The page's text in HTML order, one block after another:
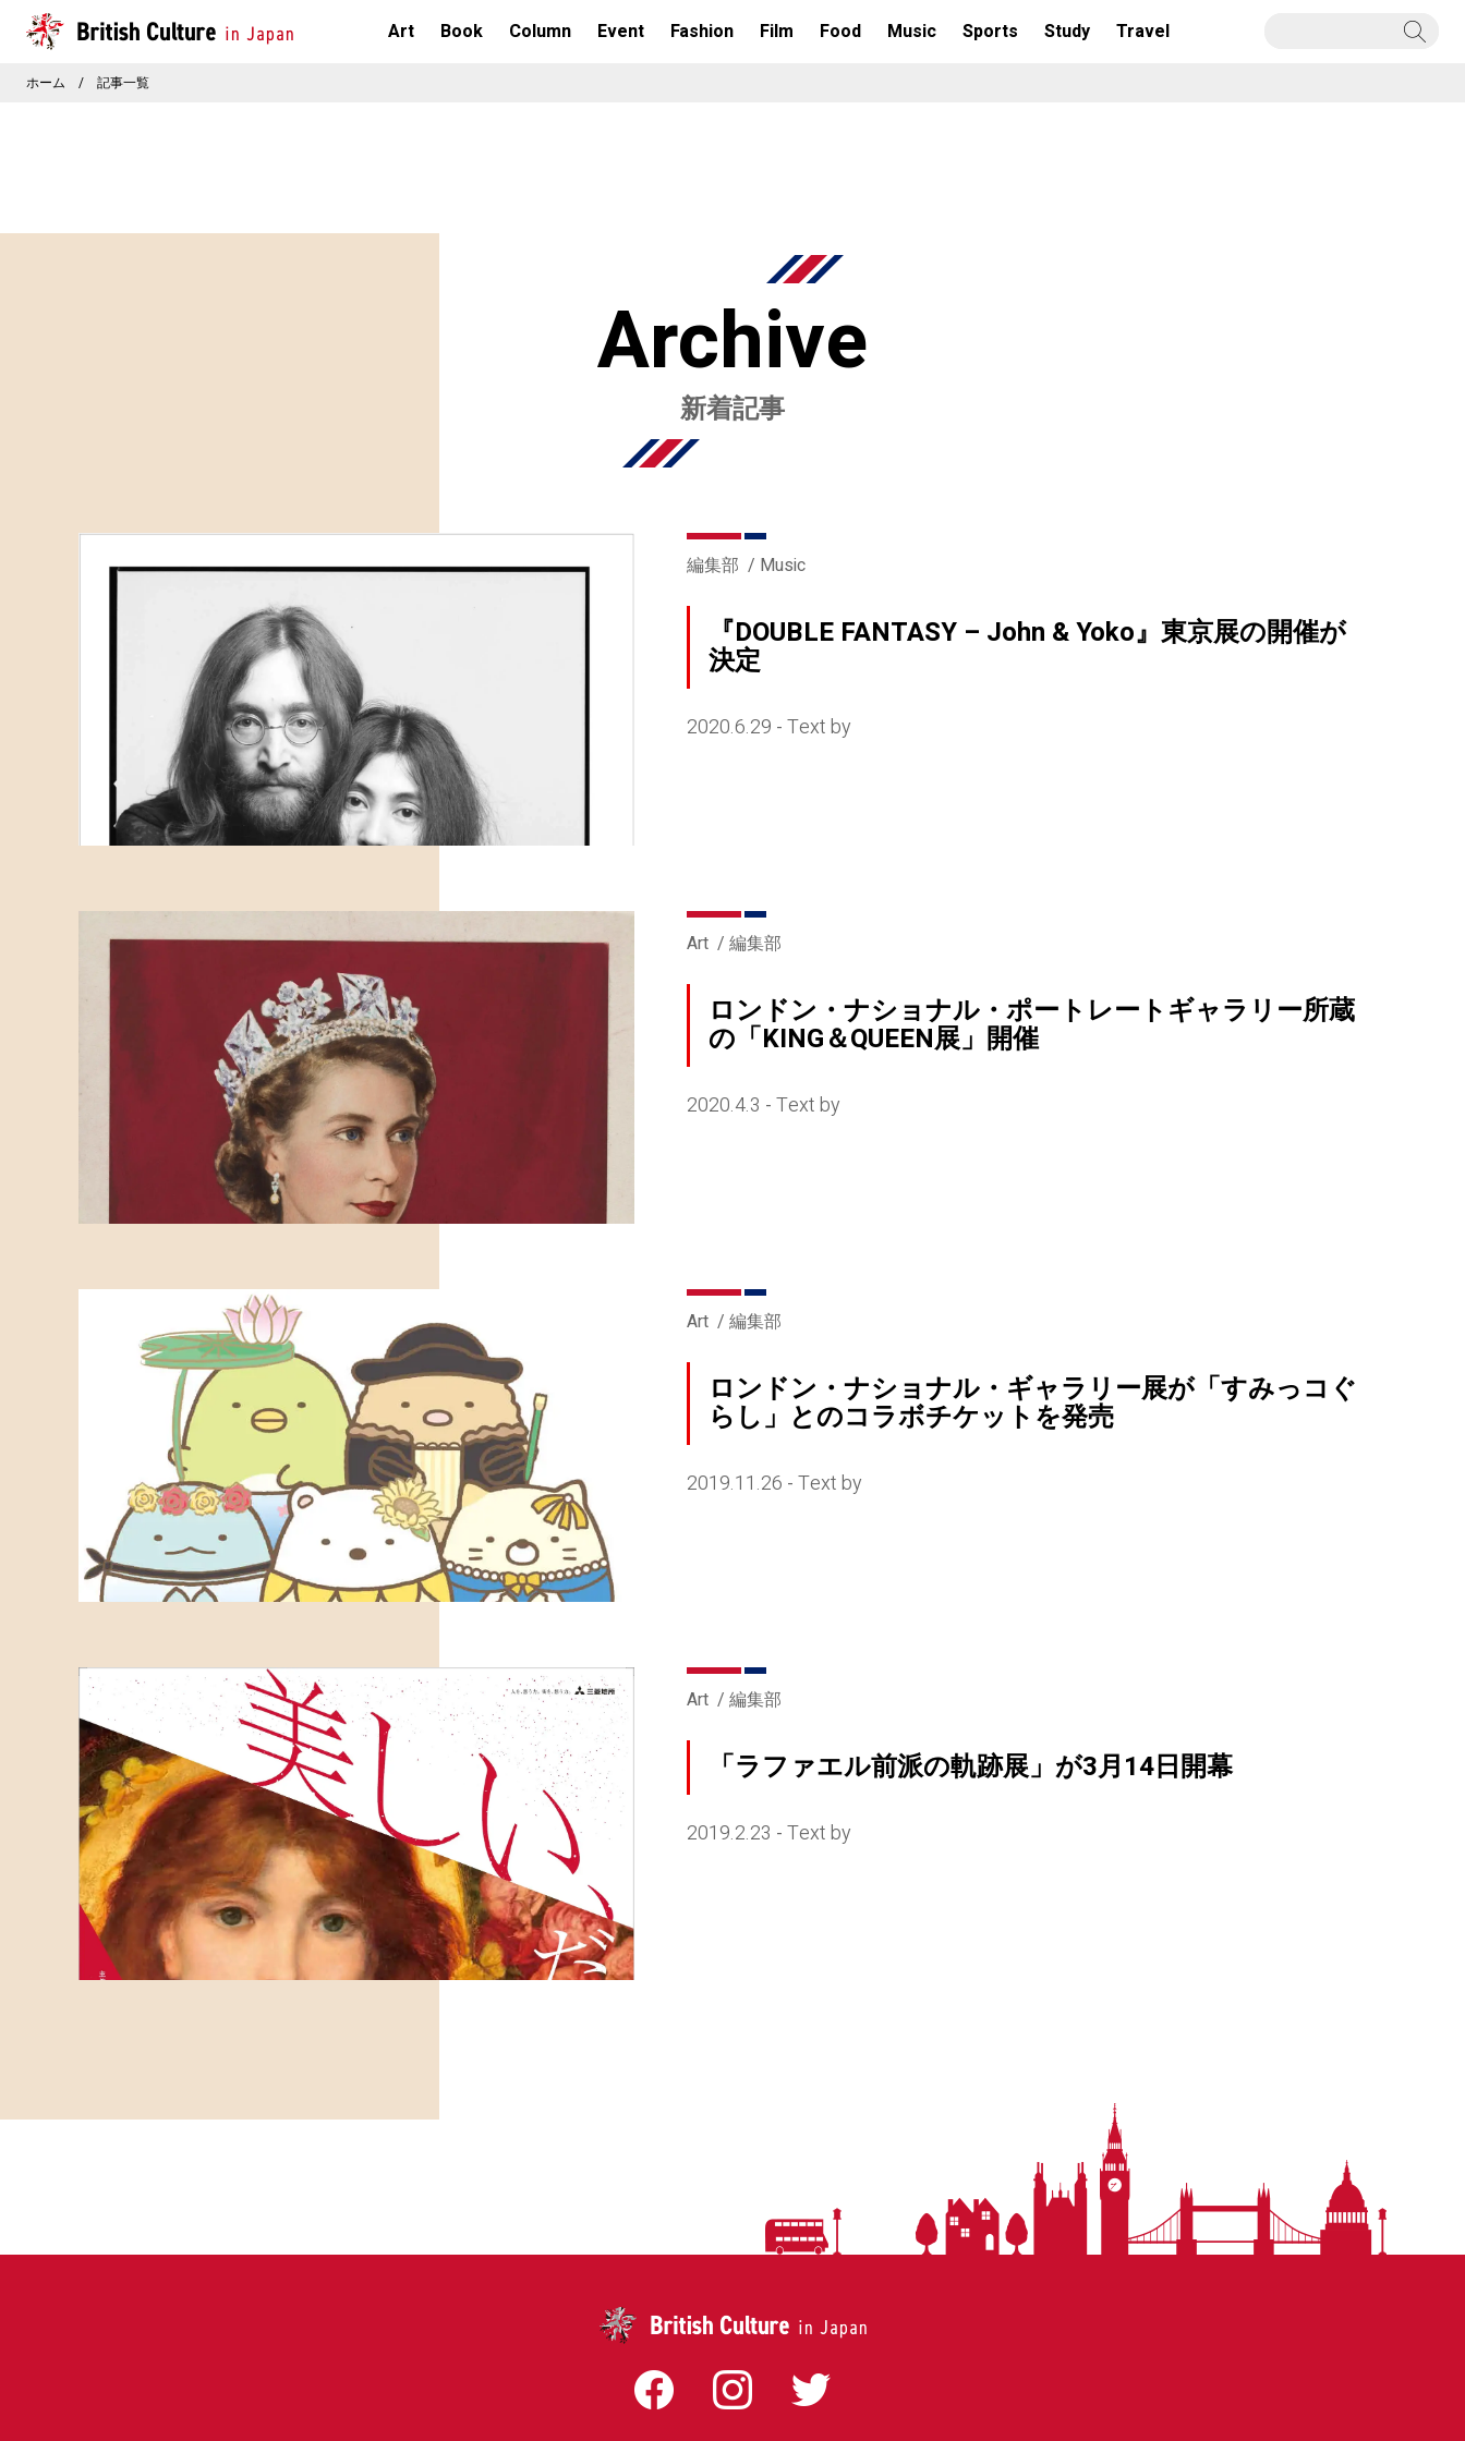
Art Book Column Event Fashion Film Food Music Sports Study Travel
ホーム / 記事一覧
Archive
新着記事
編集部 Music
『DOUBLE FANTASY – John & Yoko』東京展の開催が
決定
2020.6.29 - Text by
Art 編集部
ロンドン・ナショナル・ポートレートギャラリー所蔵
の「KING＆QUEEN展」開催
2020.4.3 - Text by
Art 編集部
ロンドン・ナショナル・ギャラリー展が「すみっコぐ
らし」とのコラボチケットを発売
2019.11.26 - Text by
Art 編集部
「ラファエル前派の軌跡展」が3月14日開幕
2019.2.23 - Text by